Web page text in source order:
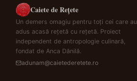
Caiete de Rețete
Un demers omagiu pentru toți cei care au
adus acasă rețetă cu rețetă. Proiect
independent de antropologie culinară,
fondat de Anca Dănilă.
adunam@caietederetete.ro